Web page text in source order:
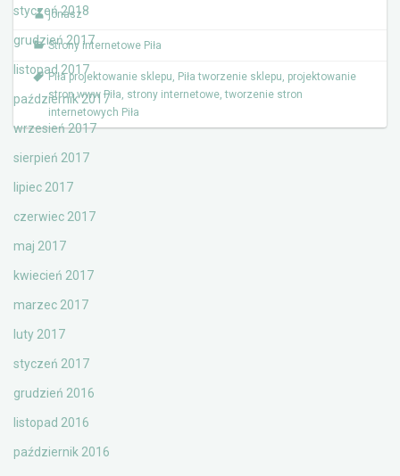
styczeń 2018
grudzień 2017
listopad 2017
październik 2017
wrzesień 2017
sierpień 2017
lipiec 2017
czerwiec 2017
maj 2017
kwiecień 2017
marzec 2017
luty 2017
styczeń 2017
grudzień 2016
listopad 2016
październik 2016
jonasz
Strony internetowe Piła
Piła projektowanie sklepu, Piła tworzenie sklepu, projektowanie
stron www Piła, strony internetowe,tworzenie stron
internetowych Piła